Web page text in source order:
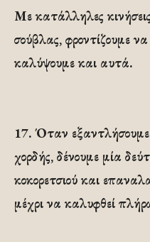
Με κατάλληλες
σούβλας, φροντίζουμε
καλύψουμε και αυτά.
17. Όταν
χορδής, δένουμε μία
κοκορετσιού και
μέχρι να καλυφθεί